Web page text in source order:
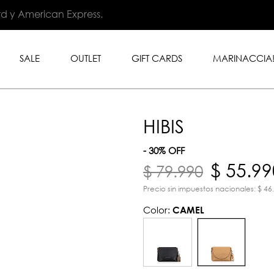
en toda la tienda con
y American Express.
SALE OUTLET GIFT CARDS MARINACCIA!
HIBIS
- 30% OFF
$ 79.990 $
Precio sin impuestos nacionales: $
Color: CAMEL